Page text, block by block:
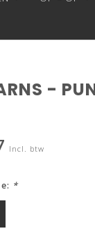
-
Incl. btw
*